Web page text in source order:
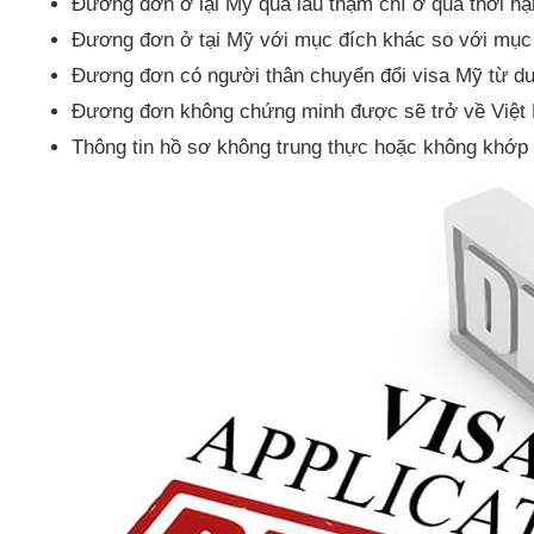
Đương đơn ở tại Mỹ với mục đích khác so với
Đương đơn có người thân chuyển đổi visa Mỹ từ
Đương đơn không chứng minh được sẽ trở về Việt
Thông tin hồ sơ không trung thực hoặc không